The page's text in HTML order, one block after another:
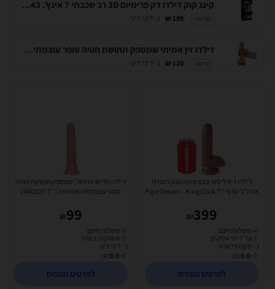
קינג קוק דילדו דק פרימיום 3D רב שכבתי 7 אינץ'. Pipedream-21343
מודעה 199 ₪ ב-דיגי דיגי
דילדו זין אמיתי שמספק תחושת חוויה סופר עוצמתית ואמיתית ! עשוי שכבה כפולה של סיליקון נוזלי. LV4001F 7'' Dual Layer Silicone Cock
מודעה 120 ₪ ב-דיגי דיגי
דילדו ריאליסטי צבע מוקה ענק תוצרת
ארה"ב שזוף ''Pipe Dream - King Cock 7
399
₪
משלוח חינם
עד 7 ימי עסקים
ב- סקס פלאנט
0.0
(9)
לפרטים נוספים
דילדו חדיש ומיוחד, שמספק תחושת חוויה
סופר עוצמתית ואמיתית ! LV4002F 7''
99
₪
משלוח חינם
אספקה: באתר
ב- דיגי דיגי
0.0
(4)
לפרטים נוספים